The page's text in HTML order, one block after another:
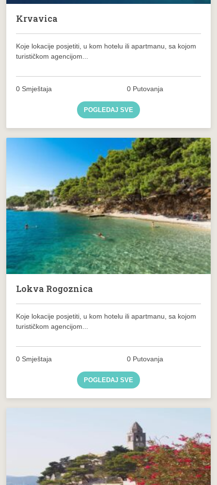
Krvavica
Koje lokacije posjetiti, u kom hotelu ili apartmanu, sa kojom
turističkom agencijom...
0 Smještaja 0 Putovanja
POGLEDAJ SVE
Lokva Rogoznica
Koje lokacije posjetiti, u kom hotelu ili apartmanu, sa kojom
turističkom agencijom...
0 Smještaja 0 Putovanja
POGLEDAJ SVE